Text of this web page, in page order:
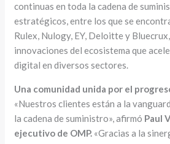
continuas en toda la cadena de
estratégicos, entre los que se
Rulex, Nulogy, EY, Deloitte y
innovaciones del ecosistema que
digital en diversos sectores.
Una comunidad unida por el
«Nuestros clientes están a la
la cadena de suministro», afirmó Paul
ejecutivo de OMP. «Gracias a la